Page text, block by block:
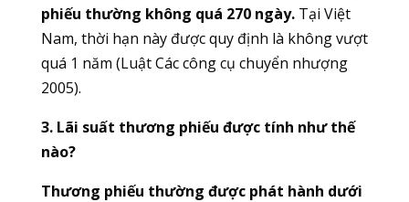
phiếu thường không quá 270 ngày.Tại Việt
Nam, thời hạn này được quy định là không vượt
quá 1 năm (Luật Các công cụ chuyển nhượng
2005).
3. Lãi suất thương phiếu được tính như thế
nào?
Thương phiếu thường được phát hành dưới